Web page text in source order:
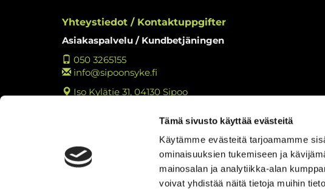
Tämä sivusto käyttää evästeitä
Käytämme evästeitä tarjoamamme
ominaisuuksien tukemiseen ja
mainosalan ja analytiikka-alan
voivat yhdistää näitä tietoja muihin
Yhteystiedot / Kontaktuppgifter
Asiakaspalvelu / Kundbetjäningen
050 3265155
info@sipoonsyke.fi
Iso Kylätie 31, 04130 Sipoo
Tulosta rekisteritietojen tarkastuslomake
Kokemuksia Sipoon Syke